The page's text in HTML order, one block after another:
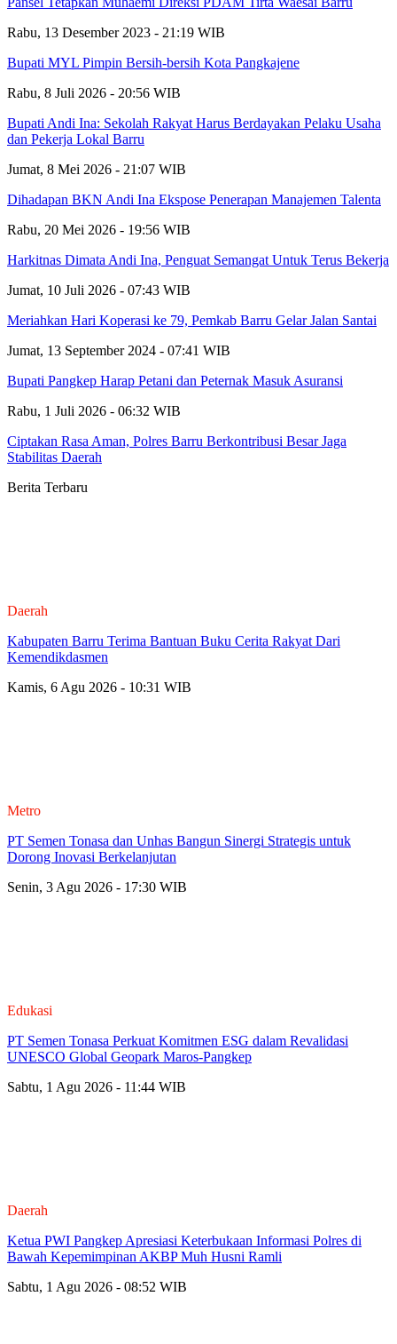
Rabu, 13 Desember 2023 - 21:19 WIB
Bupati MYL Pimpin Bersih-bersih Kota Pangkajene
Rabu, 8 Juli 2026 - 20:56 WIB
Bupati Andi Ina: Sekolah Rakyat Harus Berdayakan Pelaku Usaha
dan Pekerja Lokal Barru
Jumat, 8 Mei 2026 - 21:07 WIB
Dihadapan BKN Andi Ina Ekspose Penerapan Manajemen Talenta
Rabu, 20 Mei 2026 - 19:56 WIB
Harkitnas Dimata Andi Ina, Penguat Semangat Untuk Terus Bekerja
Jumat, 10 Juli 2026 - 07:43 WIB
Meriahkan Hari Koperasi ke 79, Pemkab Barru Gelar Jalan Santai
Jumat, 13 September 2024 - 07:41 WIB
Bupati Pangkep Harap Petani dan Peternak Masuk Asuransi
Rabu, 1 Juli 2026 - 06:32 WIB
Ciptakan Rasa Aman, Polres Barru Berkontribusi Besar Jaga
Stabilitas Daerah
Berita Terbaru
Daerah
Kabupaten Barru Terima Bantuan Buku Cerita Rakyat Dari
Kemendikdasmen
Kamis, 6 Agu 2026 - 10:31 WIB
Metro
PT Semen Tonasa dan Unhas Bangun Sinergi Strategis untuk
Dorong Inovasi Berkelanjutan
Senin, 3 Agu 2026 - 17:30 WIB
Edukasi
PT Semen Tonasa Perkuat Komitmen ESG dalam Revalidasi
UNESCO Global Geopark Maros-Pangkep
Sabtu, 1 Agu 2026 - 11:44 WIB
Daerah
Ketua PWI Pangkep Apresiasi Keterbukaan Informasi Polres di
Bawah Kepemimpinan AKBP Muh Husni Ramli
Sabtu, 1 Agu 2026 - 08:52 WIB